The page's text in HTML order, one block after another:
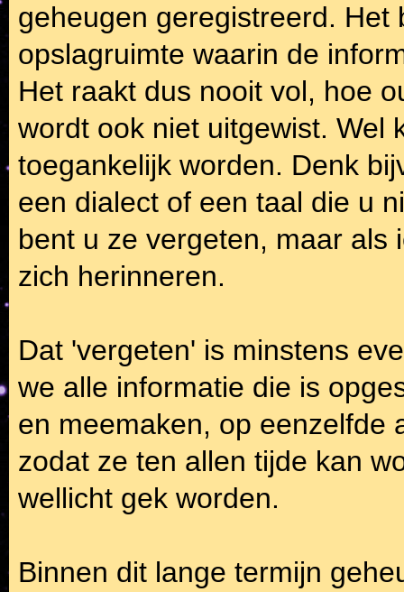
geheugen geregistreerd.
opslagruimte waarin de
Het raakt dus nooit vol, hoe
wordt ook niet uitgewist. Wel
toegankelijk worden. Denk
een dialect of een taal die u
bent u ze vergeten, maar als
zich herinneren.
Dat 'vergeten' is minstens
we alle informatie die is
en meemaken, op eenzelfde
zodat ze ten allen tijde kan
wellicht gek worden.
Binnen dit lange termijn